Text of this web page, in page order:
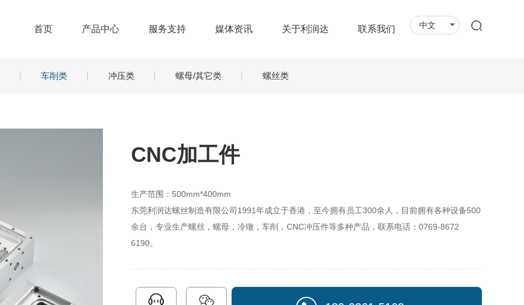
首页 产品中心 服务支持 媒体资讯 关于利润达 联系我们 中文
车削类 冲压类 螺母/其它类 螺丝类
CNC加工件
生产范围：500mm*400mm
东莞利润达螺丝制造有限公司1991年成立于香港，至今拥有员工300余人，目前拥有各种设备500
余台，专业生产螺丝，螺母，冷镦，车削，CNC冲压件等多种产品，联系电话：0769-8672
6190。